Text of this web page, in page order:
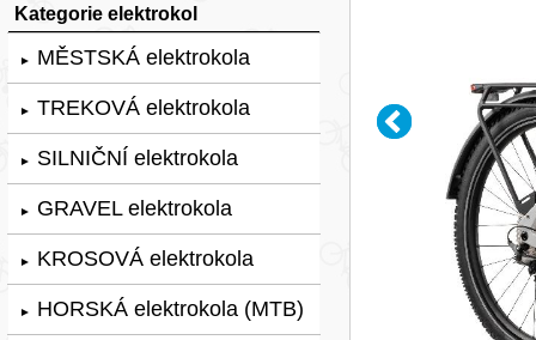
Kategorie elektrokol
► MĚSTSKÁ elektrokola
► TREKOVÁ elektrokola
► SILNIČNÍ elektrokola
► GRAVEL elektrokola
► KROSOVÁ elektrokola
► HORSKÁ elektrokola (MTB)